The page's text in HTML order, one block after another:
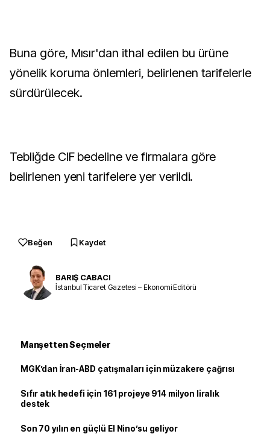
Buna göre, Mısır'dan ithal edilen bu ürüne
yönelik koruma önlemleri, belirlenen tarifelerle
sürdürülecek.
Tebliğde CIF bedeline ve firmalara göre
belirlenen yeni tarifelere yer verildi.
Beğen Kaydet
BARIŞ CABACI
İstanbul Ticaret Gazetesi – Ekonomi Editörü
Manşetten Seçmeler
MGK’dan İran-ABD çatışmaları için müzakere çağrısı
Sıfır atık hedefi için 161 projeye 914 milyon liralık
destek
Son 70 yılın en güçlü El Nino’su geliyor